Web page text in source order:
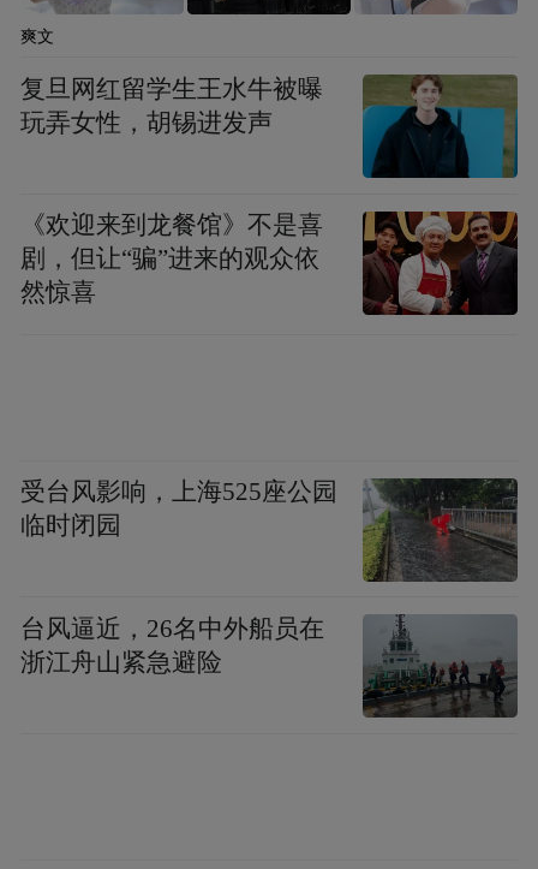
爽文
复旦网红留学生王水牛被曝
玩弄女性，胡锡进发声
《欢迎来到龙餐馆》不是喜
剧，但让“骗”进来的观众依
然惊喜
受台风影响，上海525座公园
临时闭园
台风逼近，26名中外船员在
浙江舟山紧急避险